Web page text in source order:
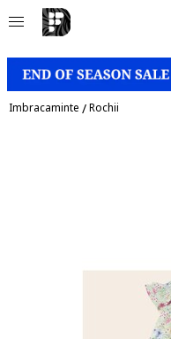
Imbracaminte /Rochii